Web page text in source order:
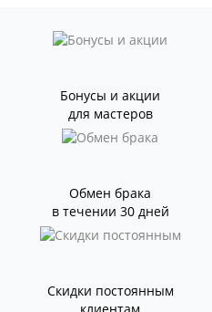
Бонусы и акции
для мастеров
Обмен брака
в течении 30 дней
Скидки постоянным